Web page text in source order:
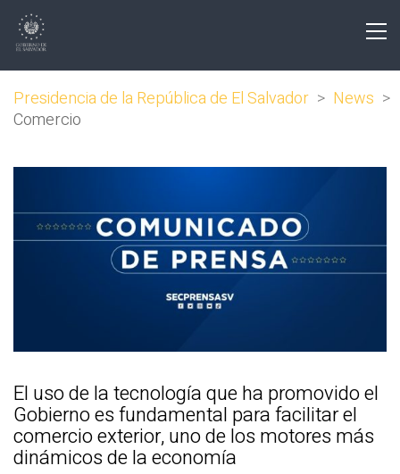
Presidencia de la República de El Salvador > News >
Comercio
El uso de la tecnología que ha promovido el
Gobierno es fundamental para facilitar el
comercio exterior, uno de los motores más
dinámicos de la economía